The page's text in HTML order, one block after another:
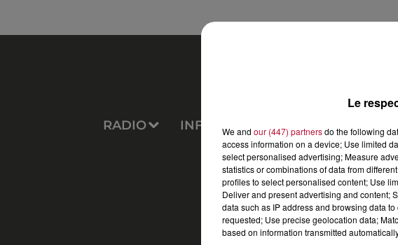
RADIO INFOS PODCAST TOP INDÉ
Le
We and our (447) partnersdo the following
access information on a device; Use limited
select personalised advertising; Measure
statistics or combinations of data from
profiles to select personalised content; Use
Deliver and present advertising and content;
data such as IP address and browsing data
requested; Use precise geolocation data;
based on information transmitted